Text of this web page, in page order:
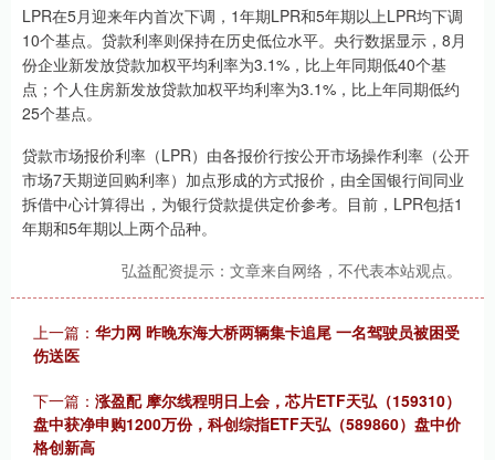
LPR在5月迎来年内首次下调，1年期LPR和5年期以上LPR均下调
10个基点。贷款利率则保持在历史低位水平。央行数据显示，8月
份企业新发放贷款加权平均利率为3.1%，比上年同期低40个基
点；个人住房新发放贷款加权平均利率为3.1%，比上年同期低约
25个基点。
贷款市场报价利率（LPR）由各报价行按公开市场操作利率（公开
市场7天期逆回购利率）加点形成的方式报价，由全国银行间同业
拆借中心计算得出，为银行贷款提供定价参考。目前，LPR包括1
年期和5年期以上两个品种。
弘益配资提示：文章来自网络，不代表本站观点。
上一篇： 华力网 昨晚东海大桥两辆集卡追尾 一名驾驶员被困受
伤送医
下一篇： 涨盈配 摩尔线程明日上会，芯片ETF天弘（159310）
盘中获净申购1200万份，科创综指ETF天弘（589860）盘中价
格创新高